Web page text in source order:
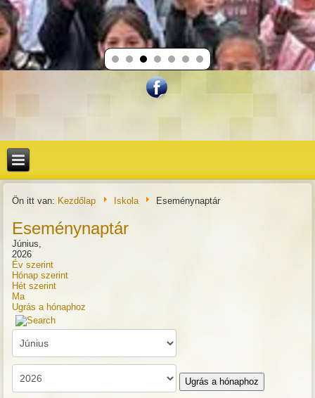
Ön itt van: Kezdőlap Iskola Eseménynaptár
Eseménynaptár
Június,
2026
Év szerint
Hónap szerint
Hét szerint
Ma
Ugrás a hónaphoz
Ugrás a hónaphoz